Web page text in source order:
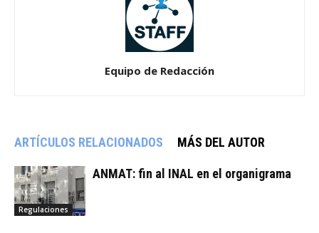
Equipo de Redacción
ARTÍCULOS RELACIONADOS MÁS DEL AUTOR
Regulaciones
ANMAT: fin al INAL en el organigrama